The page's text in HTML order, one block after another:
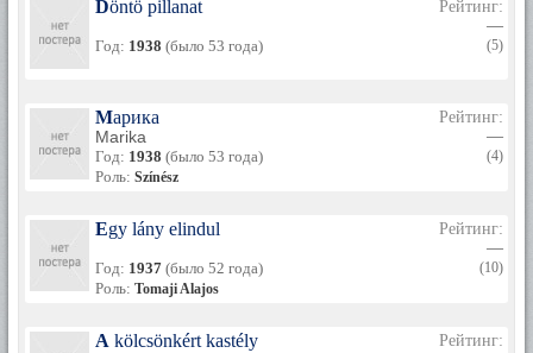
Döntö pillanat
Год: 1938 (было 53 года)
Рейтинг:
—
(5)
Марика
Marika
Год: 1938 (было 53 года)
Роль: Színész
Рейтинг:
—
(4)
Egy lány elindul
Год: 1937 (было 52 года)
Роль: Tomaji Alajos
Рейтинг:
—
(10)
A kölcsönkért kastély
Рейтинг: